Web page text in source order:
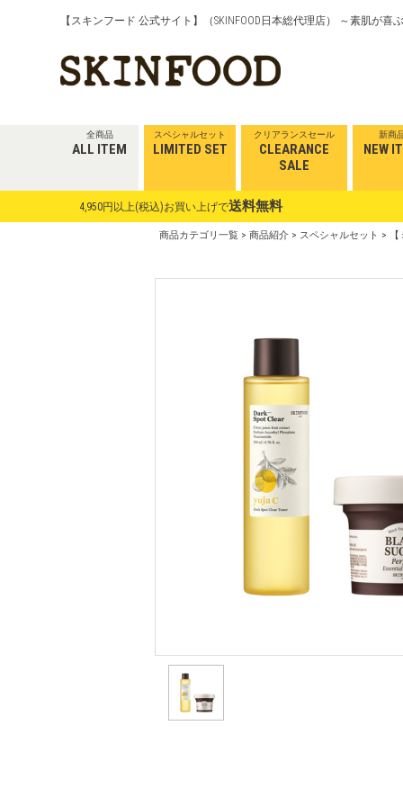
【スキンフード 公式サイト】（SKINFOOD日本総代理店） ～素肌が
全商品
ALL ITEM
スペシャルセット
LIMITED SET
クリアランスセール
CLEARANCE
SALE
新商
NEW
4,950円以上(税込)お買い上げで送料無料
商品カテゴリ一覧 > 商品紹介 > スペシャルセット > 【